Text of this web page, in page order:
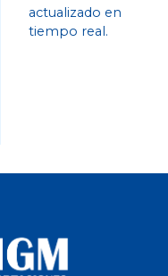
actualizado en
tiempo real.